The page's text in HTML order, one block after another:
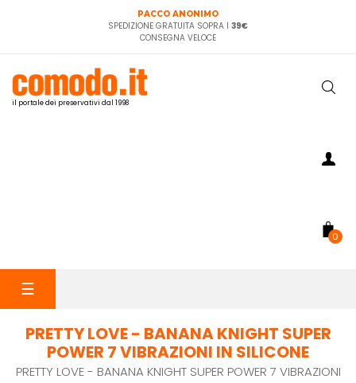
PACCO ANONIMO
SPEDIZIONE GRATUITA SOPRA I 39€
CONSEGNA VELOCE
il portale dei preservativi dal 1998
0
navigazione
☰
PRETTY LOVE - BANANA KNIGHT SUPER
POWER 7 VIBRAZIONI IN SILICONE
PRETTY LOVE - BANANA KNIGHT SUPER POWER 7 VIBRAZIONI